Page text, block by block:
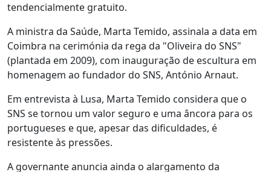
tendencialmente gratuito.
A ministra da Saúde, Marta Temido, assinala a data em
Coimbra na cerimónia da rega da "Oliveira do SNS"
(plantada em 2009), com inauguração de escultura em
homenagem ao fundador do SNS, António Arnaut.
Em entrevista à Lusa, Marta Temido considera que o
SNS se tornou um valor seguro e uma âncora para os
portugueses e que, apesar das dificuldades, é
resistente às pressões.
A governante anuncia ainda o alargamento da